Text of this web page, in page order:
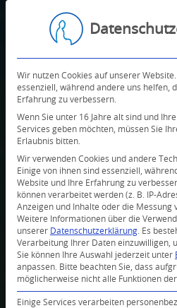
⏯ Gebete
Wir nutzen Cookies auf unserer
essenziell, während andere uns helfen,
Erfahrung zu verbessern.
Wenn Sie unter 16 Jahre alt sind und
Services geben möchten, müssen Sie
Erlaubnis bitten.
Wir verwenden Cookies und andere
Einige von ihnen sind essenziell,
Website und Ihre Erfahrung zu
können verarbeitet werden (z. B. IP-
Anzeigen und Inhalte oder die Messung
Weitere Informationen über die
unserer Datenschutzerklärung
Es
Verarbeitung Ihrer Daten einzuwilligen,
Sie können Ihre Auswahl jederzeit unter
anpassen.
Bitte beachten Sie, dass
möglicherweise nicht alle Funktionen
Einige Services verarbeiten